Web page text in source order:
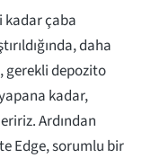
kadar çaba
daha
gerekli depozito
kadar,
Ardından
Edge, sorumlu bir